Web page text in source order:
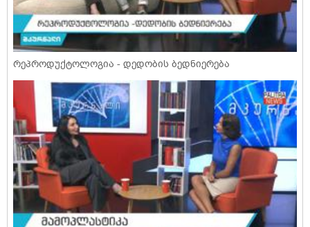
რეპროდუქტოლოგია - დედობის ბედნიერება